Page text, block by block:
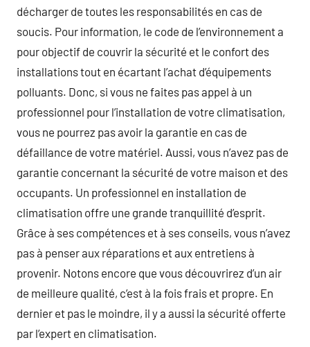
décharger de toutes les responsabilités en cas de
soucis. Pour information, le code de l’environnement a
pour objectif de couvrir la sécurité et le confort des
installations tout en écartant l’achat d’équipements
polluants. Donc, si vous ne faites pas appel à un
professionnel pour l’installation de votre climatisation,
vous ne pourrez pas avoir la garantie en cas de
défaillance de votre matériel. Aussi, vous n’avez pas de
garantie concernant la sécurité de votre maison et des
occupants. Un professionnel en installation de
climatisation offre une grande tranquillité d’esprit.
Grâce à ses compétences et à ses conseils, vous n’avez
pas à penser aux réparations et aux entretiens à
provenir. Notons encore que vous découvrirez d’un air
de meilleure qualité, c’est à la fois frais et propre. En
dernier et pas le moindre, il y a aussi la sécurité offerte
par l’expert en climatisation.